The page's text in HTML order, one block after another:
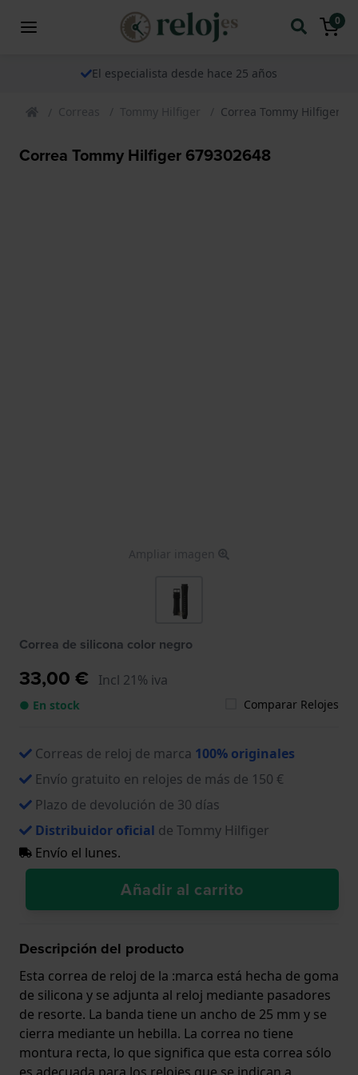
0
El especialista desde hace 25 años
Correas Tommy Hilfiger Correa Tommy Hilfiger
Correa Tommy Hilfiger 679302648
Ampliar imagen
Correa de silicona color negro
33,00 € Incl 21% iva
● En stock Comparar Relojes
Correas de reloj de marca 100% originales
Envío gratuito en relojes de más de 150 €
Plazo de devolución de 30 días
Distribuidor oficial de Tommy Hilfiger
Envío el lunes.
Añadir al carrito
Descripción del producto
Esta correa de reloj de la :marca está hecha de goma
de silicona y se adjunta al reloj mediante pasadores
de resorte. La banda tiene un ancho de 25 mm y se
cierra mediante un hebilla. La correa no tiene
montura recta, lo que significa que esta correa sólo